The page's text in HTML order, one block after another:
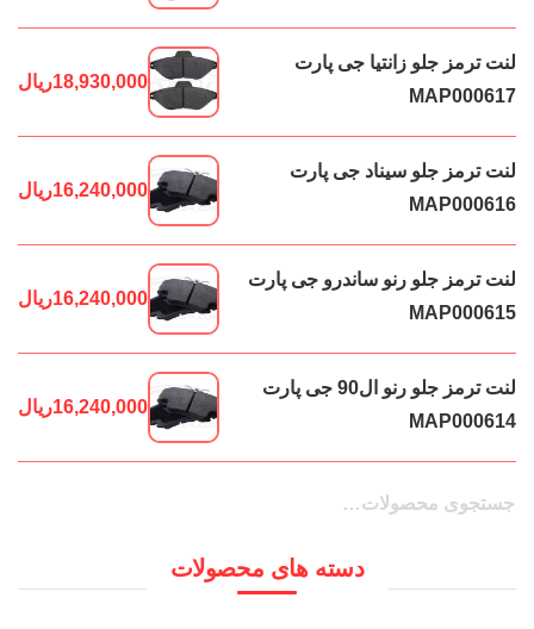
لنت ترمز جلو زانتیا جی پارت
MAP000617
18,930,000ریال
لنت ترمز جلو سیناد جی پارت
MAP000616
16,240,000ریال
لنت ترمز جلو رنو ساندرو جی پارت
MAP000615
16,240,000ریال
لنت ترمز جلو رنو ال90 جی پارت
MAP000614
16,240,000ریال
جستجو
جستجو
دسته های محصولات